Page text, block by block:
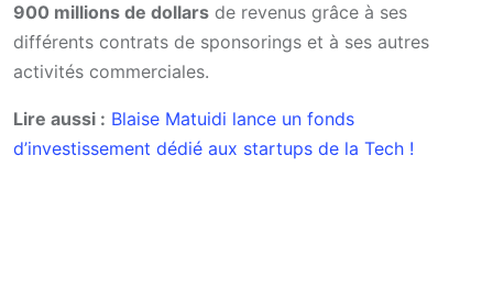
900 millions de dollars de revenus grâce à ses
différents contrats de sponsorings et à ses autres
activités commerciales.
Lire aussi : Blaise Matuidi lance un fonds
d’investissement dédié aux startups de la Tech !